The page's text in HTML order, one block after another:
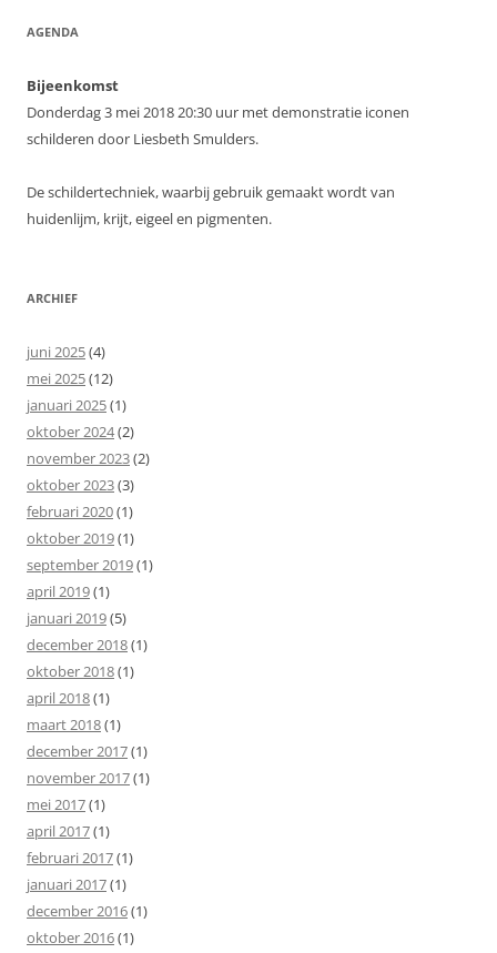
AGENDA
Bijeenkomst
Donderdag 3 mei 2018 20:30 uur met demonstratie iconen
schilderen door Liesbeth Smulders.
De schildertechniek, waarbij gebruik gemaakt wordt van
huidenlijm, krijt, eigeel en pigmenten.
ARCHIEF
juni 2025(4)
mei 2025(12)
januari 2025(1)
oktober 2024(2)
november 2023(2)
oktober 2023(3)
februari 2020(1)
oktober 2019(1)
september 2019(1)
april 2019(1)
januari 2019(5)
december 2018(1)
oktober 2018(1)
april 2018(1)
maart 2018(1)
december 2017(1)
november 2017(1)
mei 2017(1)
april 2017(1)
februari 2017(1)
januari 2017(1)
december 2016(1)
oktober 2016(1)